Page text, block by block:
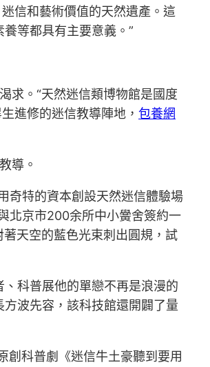
信和藝術價值的天然遺產。這
養等都具有主要意義。”
求。“天然迷信類博物館是國度
進修的迷信教導陣地， 包養網
導。
奇特的資本創設天然迷信體驗場
北京市200余所中小黌舍簽約一
著天空的藍色光束刺出圓規，試
科普展他的單戀不再是浪漫的
方波先容，該科技館還開闢了量
創科普劇《迷信牛土豪聽到要用